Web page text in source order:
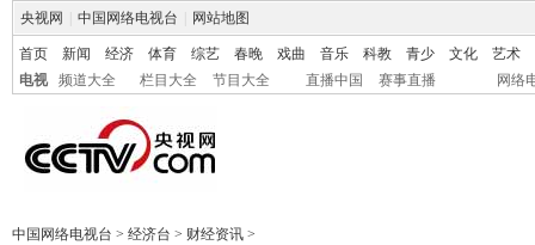
央视网 中国网络电视台 网站地图
首页 新闻 经济 体育 综艺 春晚 戏曲 音乐 科教 青少 文化
艺术
电视
频道大全 栏目大全 节目大全 直播中国 赛事直播 网络
中国网络电视台 > 经济台 > 财经资讯 >